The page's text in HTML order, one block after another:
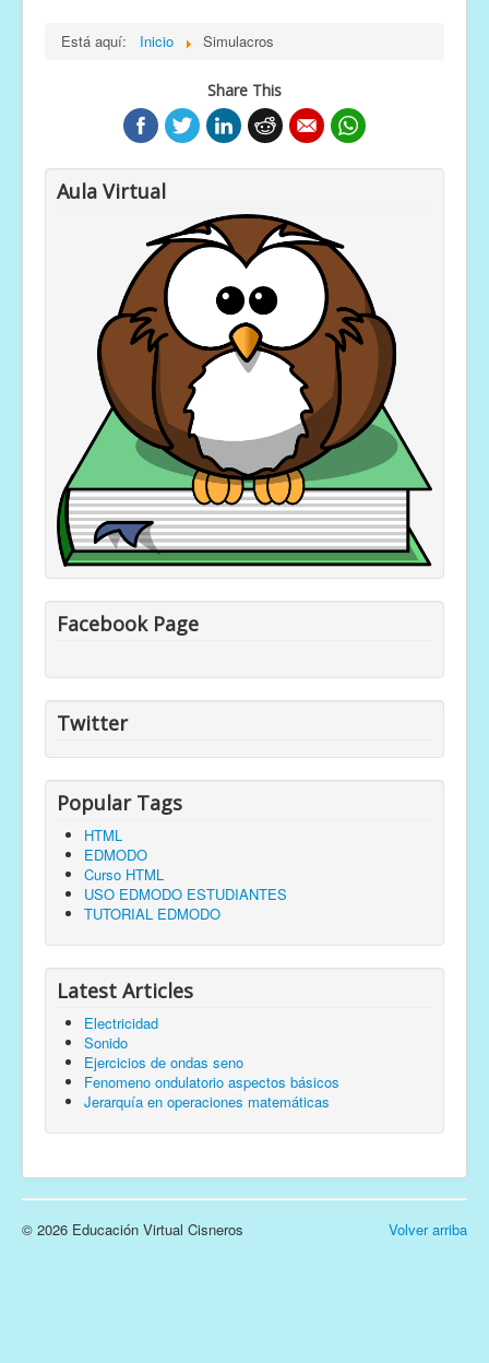
Está aquí: Inicio Simulacros
Share This
Aula Virtual
Facebook Page
Twitter
Popular Tags
HTML
EDMODO
Curso HTML
USO EDMODO ESTUDIANTES
TUTORIAL EDMODO
Latest Articles
Electricidad
Sonido
Ejercicios de ondas seno
Fenomeno ondulatorio aspectos básicos
Jerarquía en operaciones matemáticas
Volver arriba
© 2026 Educación Virtual Cisneros